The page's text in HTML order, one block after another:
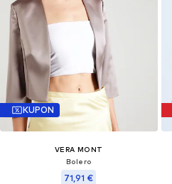
KUPON
VERA MONT
Bolero
71,91 €